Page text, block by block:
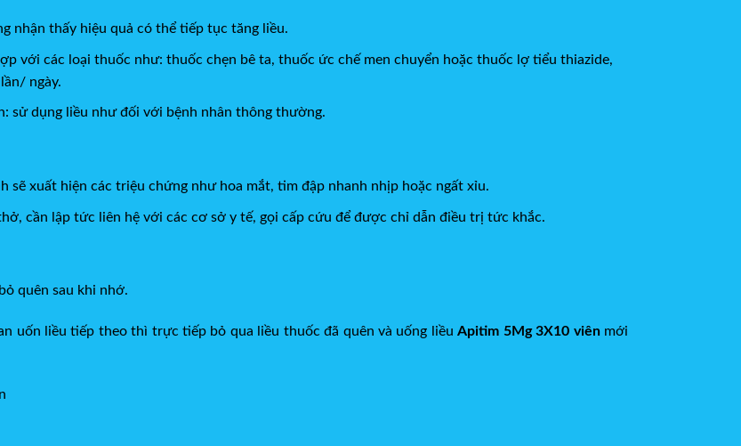
nhận thấy hiệu quả có thể tiếp tục tăng liều.
với các loại thuốc như: thuốc chẹn bê ta, thuốc ức chế men chuyển hoặc thuốc lợ tiểu thiazide,
ngày.
sử dụng liều như đối với bệnh nhân thông thường.
sẽ xuất hiện các triệu chứng như hoa mắt, tim đập nhanh nhịp hoặc ngất xỉu.
cần lập tức liên hệ với các cơ sở y tế, gọi cấp cứu để được chỉ dẫn điều trị tức khắc.
quên sau khi nhớ.
uốn liều tiếp theo thì trực tiếp bỏ qua liều thuốc đã quên và uống liềuApitim 5Mg 3X10 viên mới